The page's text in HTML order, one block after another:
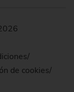
de cookies